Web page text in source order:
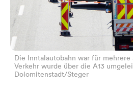
Die Inntalautobahn war für
Verkehr wurde über die A13
Dolomitenstadt/Steger